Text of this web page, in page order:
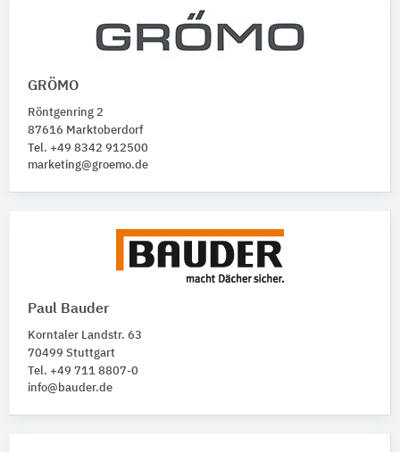
GRÖMO
Röntgenring 2
87616 Marktoberdorf
Tel. +49 8342 912500
marketing@groemo.de
Paul Bauder
Korntaler Landstr. 63
70499 Stuttgart
Tel. +49 711 8807-0
info@bauder.de